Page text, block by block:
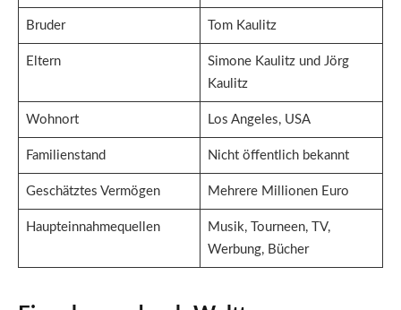
Bruder Tom Kaulitz
Eltern
Simone Kaulitz und Jörg
Kaulitz
Wohnort Los Angeles, USA
Familienstand Nicht öffentlich bekannt
Geschätztes Vermögen Mehrere Millionen Euro
Haupteinnahmequellen
Musik, Tourneen, TV,
Werbung, Bücher